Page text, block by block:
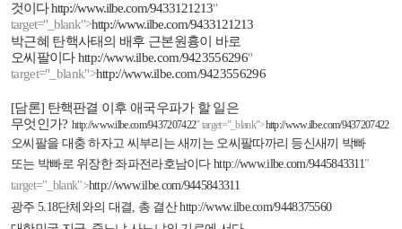
것이다http://www.ilbe.com/9433121213"
target="_blank">http://www.ilbe.com/9433121213
박근혜 탄핵사태의 배후 근본원흉이 바로
오씨팔이다 http://www.ilbe.com/9423556296"
target="_blank">http://www.ilbe.com/9423556296
[담론] 탄핵판결 이후 애국우파가 할 일은
무엇인가? http://www.ilbe.com/9437207422" target="_blank">http://www.ilbe.com/9437207422
오씨팔을 대충 하자고 씨부리는 새끼는 오씨팔따까리 등신새끼 박빠
또는 박빠로 위장한 좌파전라호남이다 http://www.ilbe.com/9445843311"
target="_blank">http://www.ilbe.com/9445843311
광주 5.18단체와의 대결, 총 결산 http://www.ilbe.com/9448375560